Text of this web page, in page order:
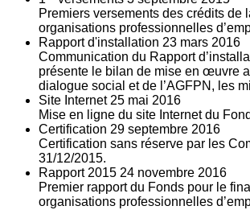
Premiers versements des crédits
organisations professionnelles
Rapport d'installation 23 mars 2016
Communication du Rapport
présente le bilan de mise en œuvre
dialogue social et de l’AGFPN, les
Site Internet 25 mai 2016
Mise en ligne du site Internet du
Certification 29 septembre 2016
Certification sans réserve par les
31/12/2015.
Rapport 2015 24 novembre 2016
Premier rapport du Fonds pour le
organisations professionnelles